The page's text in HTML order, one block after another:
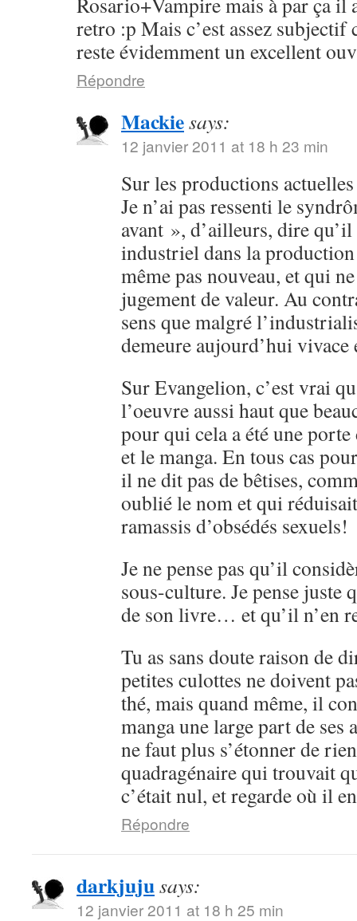
retro :p Mais c’est assez
reste évidemment un excellent
Répondre
Mackiesays:
12 janvier 2011 at 18 h 23 min
Sur les productions
Je n’ai pas ressenti le
avant », d’ailleurs, dire
industriel dans la
même pas nouveau, et qui
jugement de valeur. Au
sens que malgré
demeure aujourd’hui vivace
Sur Evangelion, c’est vrai
l’oeuvre aussi haut que
pour qui cela a été une porte
et le manga. En tous cas
il ne dit pas de bêtises,
oublié le nom et qui
ramassis d’obsédés sexuels!
Je ne pense pas qu’il
sous-culture. Je pense juste
de son livre… et qu’il n’en
Tu as sans doute raison de
petites culottes ne doivent
thé, mais quand même, il
manga une large part de ses
ne faut plus s’étonner de
quadragénaire qui trouvait
c’était nul, et regarde où il
Répondre
darkjujusays:
12 janvier 2011 at 18 h 25 min